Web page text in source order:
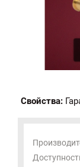
Свойства: